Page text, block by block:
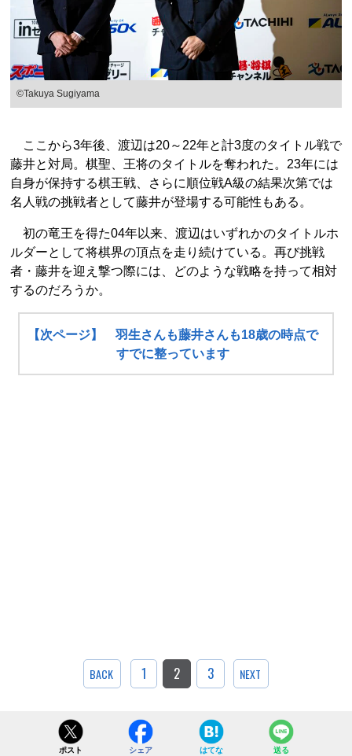
©Takuya Sugiyama
ここから3年後、渡辺は20～22年と計3度のタイトル戦で
藤井と対局。棋聖、王将のタイトルを奪われた。23年には
自身が保持する棋王戦、さらに順位戦A級の結果次第では
名人戦の挑戦者として藤井が登場する可能性もある。
初の竜王を得た04年以来、渡辺はいずれかのタイトルホ
ルダーとして将棋界の頂点を走り続けている。再び挑戦
者・藤井を迎え撃つ際には、どのような戦略を持って相対
するのだろうか。
【次ページ】 羽生さんも藤井さんも18歳の時点で
すでに整っています
BACK 1 2 3 NEXT
ポスト シェア はてな 送る